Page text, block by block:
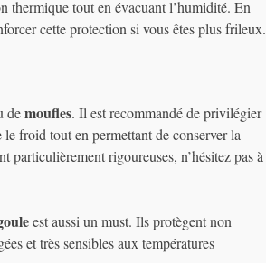
thermique tout en évacuant l’humidité. En
cette protection si vous êtes plus frileux.
demoufles. Il est recommandé de privilégier
froid tout en permettant de conserver la
particulièrement rigoureuses, n’hésitez pas à
est aussi un must. Ils protègent non
et très sensibles aux températures